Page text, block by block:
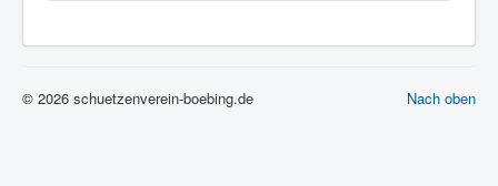
Nach oben
© 2026 schuetzenverein-boebing.de